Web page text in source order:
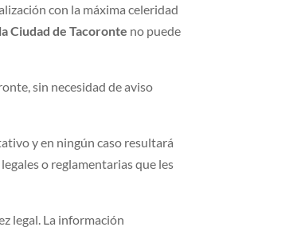
con la máxima celeridad
Ciudad de Tacoronte no puede
sin necesidad de aviso
y en ningún caso resultará
o reglamentarias que les
legal. La información